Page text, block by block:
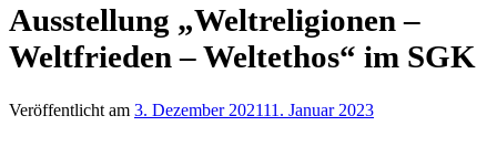
Ausstellung „Weltreligionen –
Weltfrieden – Weltethos“ im SGK
Veröffentlicht am 3. Dezember 202111. Januar 2023